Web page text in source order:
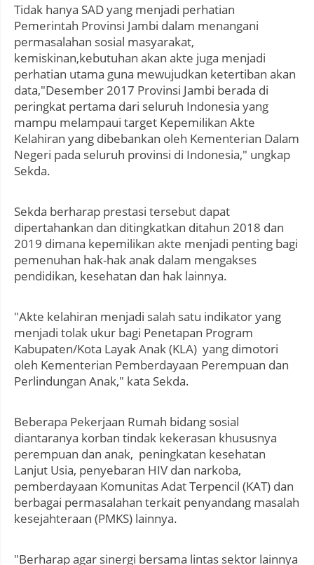
Tidak hanya SAD yang menjadi perhatian
Pemerintah Provinsi Jambi dalam menangani
permasalahan sosial masyarakat,
kemiskinan,kebutuhan akan akte juga menjadi
perhatian utama guna mewujudkan ketertiban akan
data,"Desember 2017 Provinsi Jambi berada di
peringkat pertama dari seluruh Indonesia yang
mampu melampaui target Kepemilikan Akte
Kelahiran yang dibebankan oleh Kementerian Dalam
Negeri pada seluruh provinsi di Indonesia," ungkap
Sekda.
Sekda berharap prestasi tersebut dapat
dipertahankan dan ditingkatkan ditahun 2018 dan
2019 dimana kepemilikan akte menjadi penting bagi
pemenuhan hak-hak anak dalam mengakses
pendidikan, kesehatan dan hak lainnya.
"Akte kelahiran menjadi salah satu indikator yang
menjadi tolak ukur bagi Penetapan Program
Kabupaten/Kota Layak Anak (KLA) yang dimotori
oleh Kementerian Pemberdayaan Perempuan dan
Perlindungan Anak," kata Sekda.
Beberapa Pekerjaan Rumah bidang sosial
diantaranya korban tindak kekerasan khususnya
perempuan dan anak, peningkatan kesehatan
Lanjut Usia, penyebaran HIV dan narkoba,
pemberdayaan Komunitas Adat Terpencil (KAT) dan
berbagai permasalahan terkait penyandang masalah
kesejahteraan (PMKS) lainnya.
"Berharap agar sinergi bersama lintas sektor lainnya